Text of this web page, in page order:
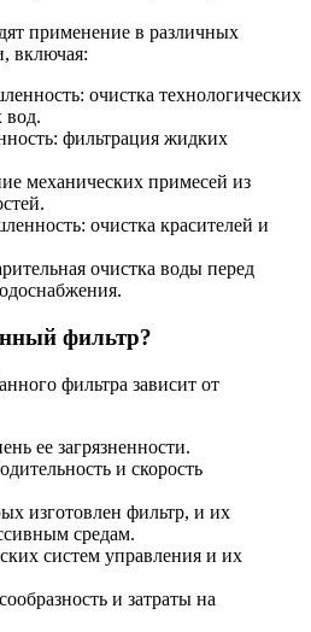
применение в различных
включая:
очистка технологических
вод.
фильтрация жидких
механических примесей из
очистка красителей и
очистка воды перед
фильтр?
фильтра зависит от
ее загрязненности.
и скорость
изготовлен фильтр, и их
средам.
систем управления и их
и затраты на